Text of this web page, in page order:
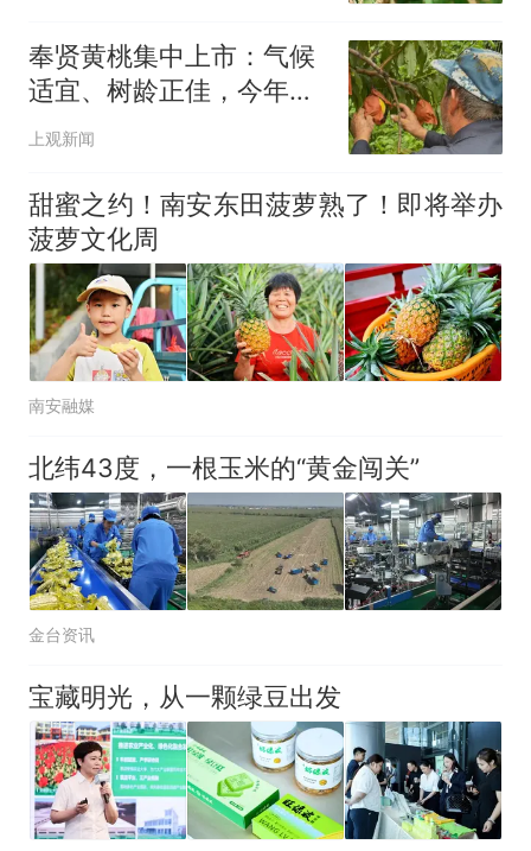
奉贤黄桃集中上市：气候
适宜、树龄正佳，今年品
质更优
上观新闻
甜蜜之约！南安东田菠萝熟了！即将举办
菠萝文化周
南安融媒
北纬43度，一根玉米的“黄金闯关”
金台资讯
宝藏明光，从一颗绿豆出发